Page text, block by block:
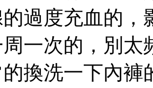
過度充血的
一次的，別太
換洗一下內